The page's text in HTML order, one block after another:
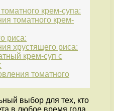
крем-супа:
томатного крем-
риса:
хрустящего риса:
крем-суп с
томатного
выбор для тех, кто